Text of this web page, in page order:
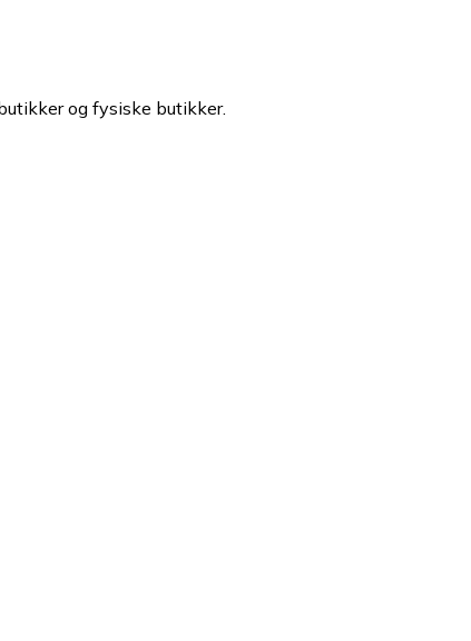
og fysiske butikker.